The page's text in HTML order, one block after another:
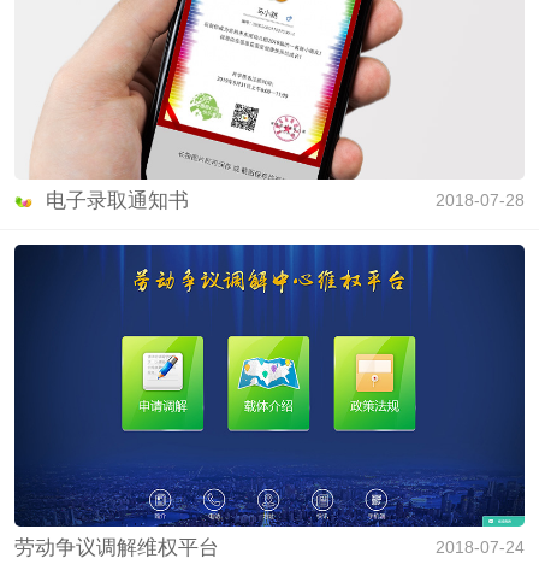
电子录取通知书 2018-07-28
劳动争议调解维权平台 2018-07-24